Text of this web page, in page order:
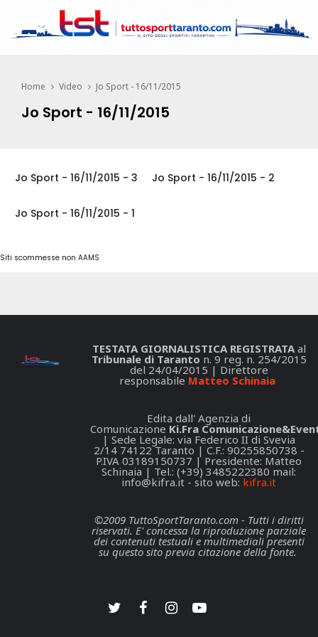
Home Video Jo Sport - 16/11/2015
Jo Sport - 16/11/2015
Jo Sport - 16/11/2015 - 3 Jo Sport - 16/11/2015 - 2
Jo Sport - 16/11/2015 - 1
Siti scommesse non AAMS
TESTATA GIORNALISTICA REGISTRATAal
Tribunale di Taranto n. 9 reg. n. 254/2015
del 24/04/2015 | Direttore
responsabile Matteo Schinaia
Edita dall' Agenzia di
Comunicazione Ki.Fra
| Sede Legale: via Federico II di Svevia
2/14 74122 Taranto | C.F.: 90255850738 -
P.IVA 03189150737 | Presidente: Matteo
Schinaia | Tel.: (+39) 3485222380 mail:
info@kifra.it - sito web: kifra.it
©2009 TuttoSportTaranto.com - Tutti i diritti
riservati. E' concessa la riproduzione parziale
dei contenuti testuali e multimediali presenti
su questo sito previa citazione della fonte.